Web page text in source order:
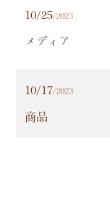
10/25/2023
メディア
10/17/2023
商品